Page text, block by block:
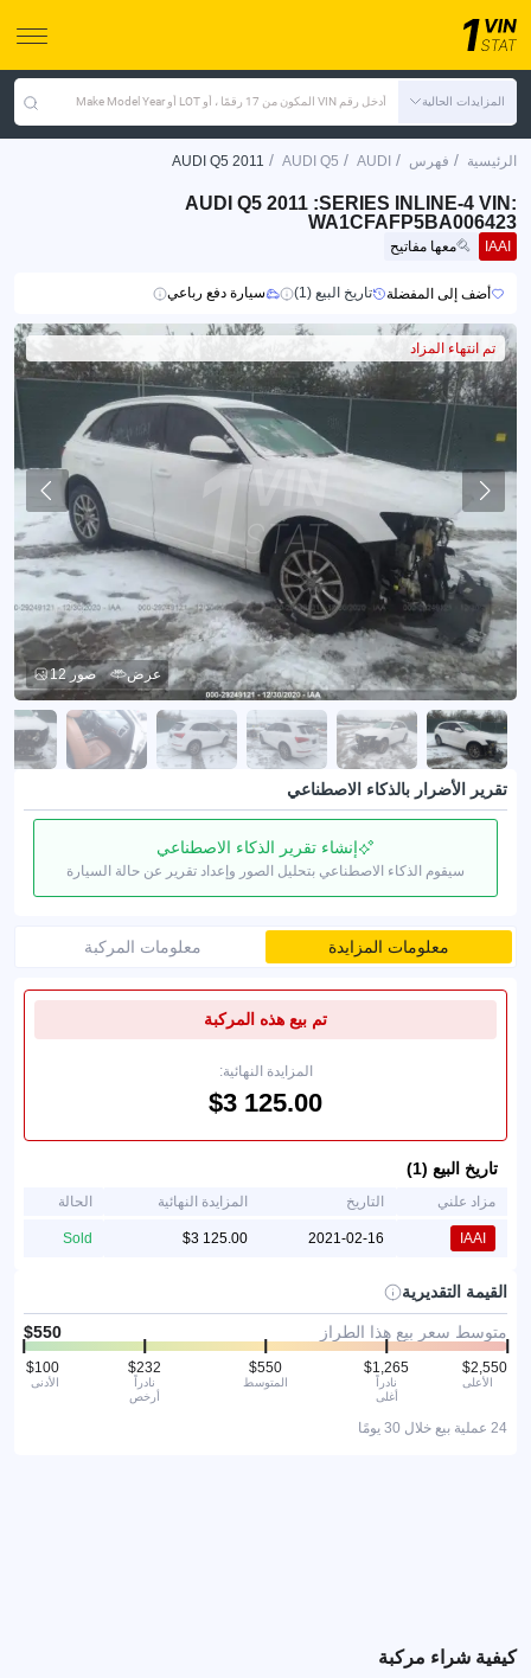
المزايدات الحالية أدخل رقم VIN المكون من 17 رقمًا ، أو LOT أو Make Model Year
الرئيسية / فهرس /
AUDI
/
AUDI Q5
/
AUDI Q5 2011
AUDI Q5 2011 :SERIES INLINE-4 VIN:
WA1CFAFP5BA006423
IAAI معها مفاتيح
أضف إلى المفضلة تاريخ البيع (1) سيارة دفع رباعي
تم انتهاء المزاد
12 صور عرض
تقرير الأضرار بالذكاء الاصطناعي
إنشاء تقرير الذكاء الاصطناعي
سيقوم الذكاء الاصطناعي بتحليل الصور وإعداد تقرير عن حالة السيارة
معلومات المزايدة معلومات المركبة
تم بيع هذه المركبة
المزايدة النهائية:
تاريخ البيع (1)
مزاد علني التاريخ المزايدة النهائية الحالة
IAAI
2021-02-16
Sold
القيمة التقديرية
متوسط سعر بيع هذا الطراز
الأدنى
نادراً
أرخص
المتوسط
نادراً
أغلى
الأعلى
24 عملية بيع خلال 30 يومًا
كيفية شراء مركبة